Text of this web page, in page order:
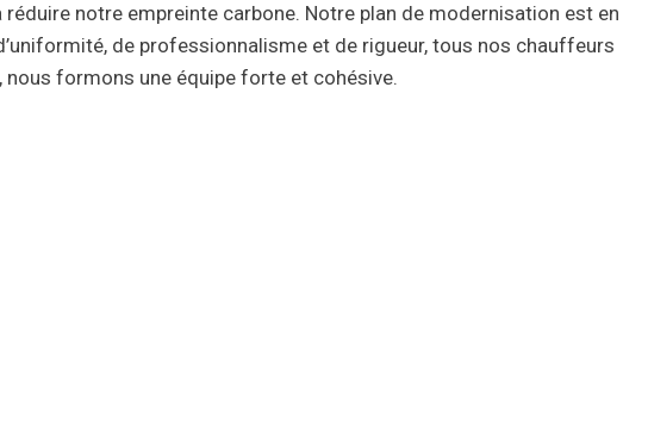
notre empreinte carbone. Notre plan de modernisation est en
de professionnalisme et de rigueur, tous nos chauffeurs
formons une équipe forte et cohésive.